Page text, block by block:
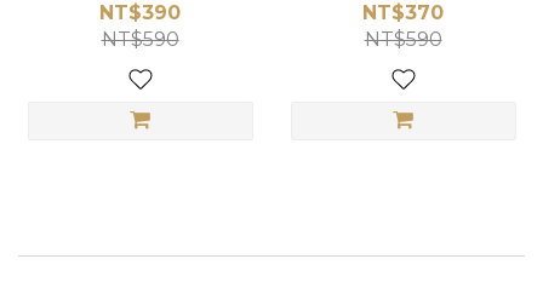
NT$390
NT$590
NT$370
NT$590